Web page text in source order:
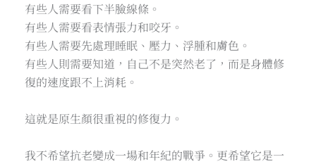
有些人需要看下半臉線條。
有些人需要看表情張力和咬牙。
有些人需要先處理睡眠、壓力、浮腫和膚色。
有些人則需要知道，自己不是突然老了，而是身體修
復的速度跟不上消耗。
這就是原生顏很重視的修復力。
我不希望抗老變成一場和年紀的戰爭。更希望它是一